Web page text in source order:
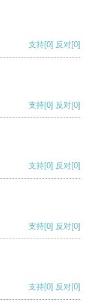
支持[0] 反对[0]
支持[0] 反对[0]
支持[0] 反对[0]
支持[0] 反对[0]
支持[0] 反对[0]